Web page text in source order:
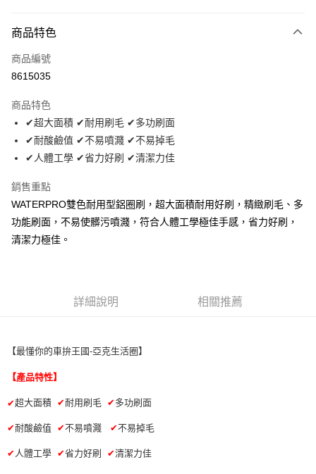
信用卡一次付款
超商取貨付款
Apple Pay
街口支付
AFTEE先享後付
相關說明
１．簡單：不需註冊會員、不需綁卡、不需儲值。
２．便利：只要手機號碼，簡訊認證，即可結帳。
【「AFTEE先享後付」結帳流程】
１．於結帳方式選擇「AFTEE先享後付」後，將跳轉至「AFTEE先享後付」
結帳頁面，進行簡訊認證並確認金額後，即可完成結帳。
２．訂單成立數日內，您將收到繳費通知簡訊。
３．收到繳費通知簡訊後14天內，點擊此簡訊中的連結，可透過四大超商／
ATM／網路銀行／等多元方式進行付款，方視為交易完成。
※ 請注意：結帳手續完成當下不需立刻繳費，但若您需要取消訂單，請聯絡
購買商品的店家。未經商家同意取消之訂單仍視為有效，需透過AFTEE先享
後付繳納相關費用。
※ 交易是否成功請以「AFTEE先享後付 」之結帳頁面顯示為準，若有關於
付款後全家取貨 (運費70$)
每筆NT$70，滿NT$490(含以上)免運費
付款後萊爾富取貨 (運費70$)
商品特色
商品編號
8615035
商品特色
✔超大面積 ✔耐用刷毛 ✔多功刷面
✔耐酸鹼值 ✔不易噴濺 ✔不易掉毛
✔人體工學 ✔省力好刷 ✔清潔力佳
銷售重點
WATERPRO雙色耐用型鋁圈刷，超大面積耐用好刷，精緻刷毛、多
功能刷面，不易使髒污噴濺，符合人體工學極佳手感，省力好刷，
清潔力極佳。
詳細說明 相關推薦
【最懂你的車拚王國-亞克生活圈】
【產品特性】
✔超大面積 ✔耐用刷毛 ✔多功刷面
✔耐酸鹼值 ✔不易噴濺 ✔不易掉毛
✔人體工學 ✔省力好刷 ✔清潔力佳